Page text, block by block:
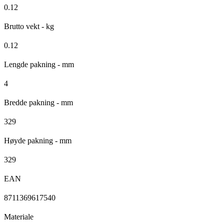
0.12
Brutto vekt - kg
0.12
Lengde pakning - mm
4
Bredde pakning - mm
329
Høyde pakning - mm
329
EAN
8711369617540
Materiale